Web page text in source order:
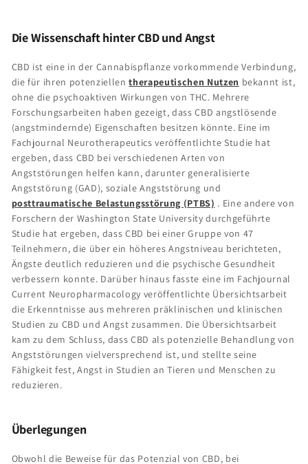
Die Wissenschaft hinter CBD und Angst
CBD ist eine in der Cannabispflanze vorkommende Verbindung,
die für ihren potenziellentherapeutischen Nutzen bekannt ist,
ohne die psychoaktiven Wirkungen von THC. Mehrere
Forschungsarbeiten haben gezeigt, dass CBD angstlösende
(angstmindernde) Eigenschaften besitzen könnte. Eine im
Fachjournal Neurotherapeutics veröffentlichte Studie hat
ergeben, dass CBD bei verschiedenen Arten von
Angststörungen helfen kann, darunter generalisierte
Angststörung (GAD), soziale Angststörung und
posttraumatische Belastungsstörung (PTBS) . Eine andere von
Forschern der Washington State University durchgeführte
Studie hat ergeben, dass CBD bei einer Gruppe von 47
Teilnehmern, die über ein höheres Angstniveau berichteten,
Ängste deutlich reduzieren und die psychische Gesundheit
verbessern konnte. Darüber hinaus fasste eine im Fachjournal
Current Neuropharmacology veröffentlichte Übersichtsarbeit
die Erkenntnisse aus mehreren präklinischen und klinischen
Studien zu CBD und Angst zusammen. Die Übersichtsarbeit
kam zu dem Schluss, dass CBD als potenzielle Behandlung von
Angststörungen vielversprechend ist, und stellte seine
Fähigkeit fest, Angst in Studien an Tieren und Menschen zu
reduzieren.
Überlegungen
Obwohl die Beweise für das Potenzial von CBD, bei